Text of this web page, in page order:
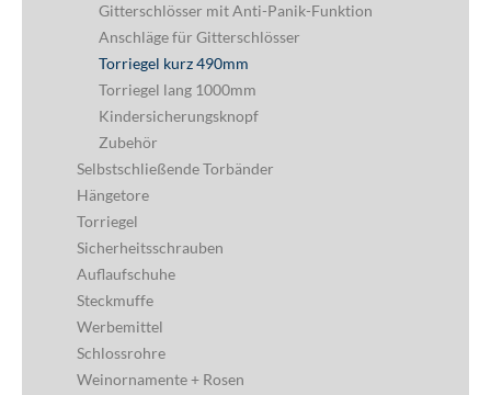
Gitterschlösser mit Anti-Panik-Funktion
Anschläge für Gitterschlösser
Torriegel kurz 490mm
Torriegel lang 1000mm
Kindersicherungsknopf
Zubehör
Selbstschließende Torbänder
Hängetore
Torriegel
Sicherheitsschrauben
Auflaufschuhe
Steckmuffe
Werbemittel
Schlossrohre
Weinornamente + Rosen